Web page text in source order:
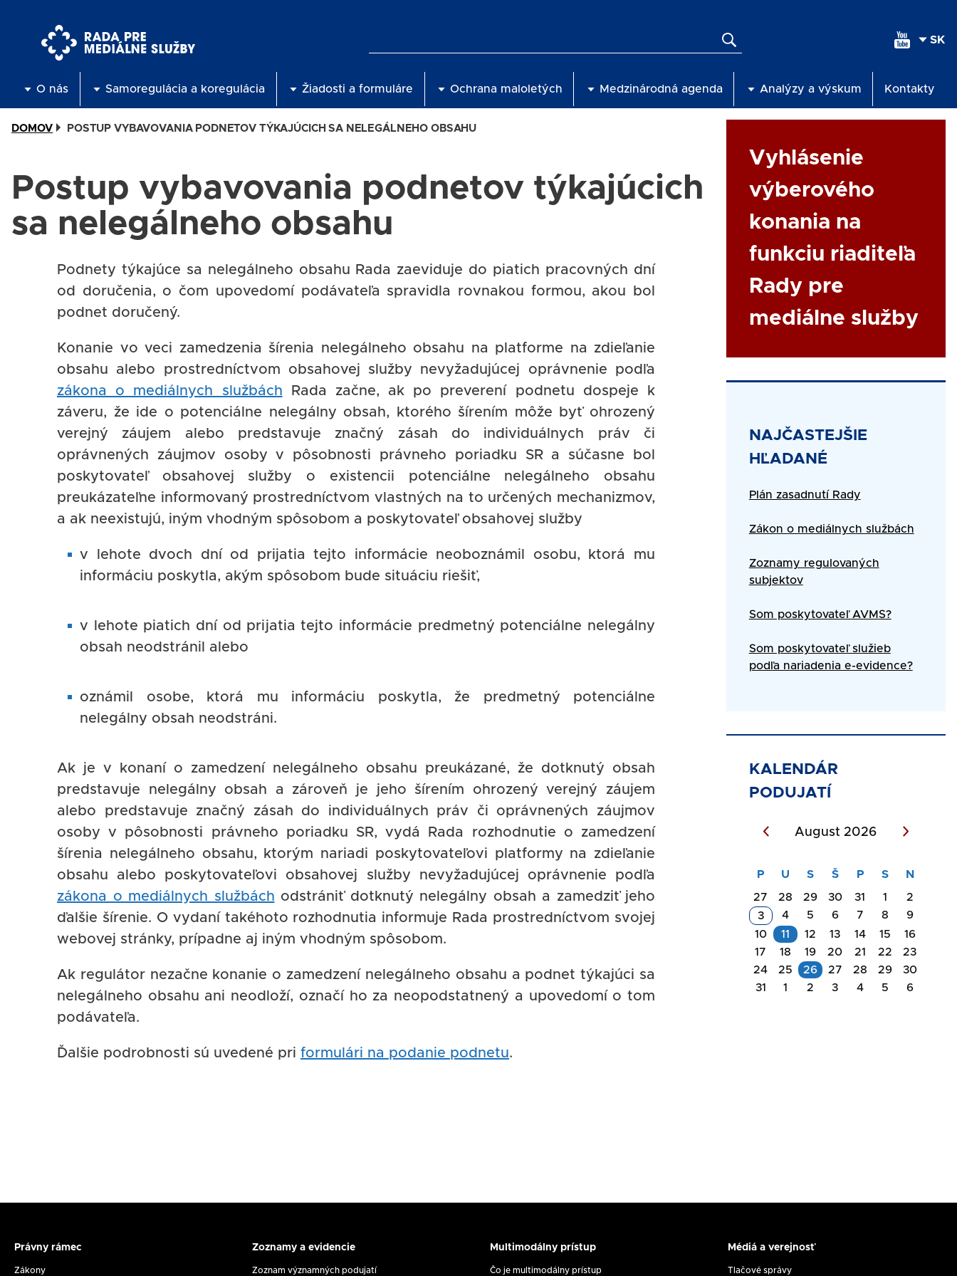
O nás Samoregulácia a koregulácia Žiadosti a formuláre Ochrana maloletých Medzinárodná agenda Analýzy a výskum Kontakty
DOMOV POSTUP VYBAVOVANIA PODNETOV TÝKAJÚCICH SA NELEGÁLNEHO OBSAHU
Postup vybavovania podnetov týkajúcich
sa nelegálneho obsahu
Podnety týkajúce sa nelegálneho obsahu Rada zaeviduje do piatich pracovných dní
od doručenia, o čom upovedomí podávateľa spravidla rovnakou formou, akou bol
podnet doručený.
Konanie vo veci zamedzenia šírenia nelegálneho obsahu na platforme na zdieľanie
obsahu alebo prostredníctvom obsahovej služby nevyžadujúcej oprávnenie podľa
zákona o mediálnych službách Rada začne, ak po preverení podnetu dospeje k
záveru, že ide o potenciálne nelegálny obsah, ktorého šírením môže byť ohrozený
verejný záujem alebo predstavuje značný zásah do individuálnych práv či
oprávnených záujmov osoby v pôsobnosti právneho poriadku SR a súčasne bol
poskytovateľ obsahovej služby o existencii potenciálne nelegálneho obsahu
preukázateľne informovaný prostredníctvom vlastných na to určených mechanizmov,
a ak neexistujú, iným vhodným spôsobom a poskytovateľ obsahovej služby
v lehote dvoch dní od prijatia tejto informácie neoboznámil osobu, ktorá mu
informáciu poskytla, akým spôsobom bude situáciu riešiť,
v lehote piatich dní od prijatia tejto informácie predmetný potenciálne nelegálny
obsah neodstránil alebo
oznámil osobe, ktorá mu informáciu poskytla, že predmetný potenciálne
nelegálny obsah neodstráni.
Ak je v konaní o zamedzení nelegálneho obsahu preukázané, že dotknutý obsah
predstavuje nelegálny obsah a zároveň je jeho šírením ohrozený verejný záujem
alebo predstavuje značný zásah do individuálnych práv či oprávnených záujmov
osoby v pôsobnosti právneho poriadku SR, vydá Rada rozhodnutie o zamedzení
šírenia nelegálneho obsahu, ktorým nariadi poskytovateľovi platformy na zdieľanie
obsahu alebo poskytovateľovi obsahovej služby nevyžadujúcej oprávnenie podľa
zákona o mediálnych službách odstrániť dotknutý nelegálny obsah a zamedziť jeho
ďalšie šírenie. O vydaní takéhoto rozhodnutia informuje Rada prostredníctvom svojej
webovej stránky, prípadne aj iným vhodným spôsobom.
Ak regulátor nezačne konanie o zamedzení nelegálneho obsahu a podnet týkajúci sa
nelegálneho obsahu ani neodloží, označí ho za neopodstatnený a upovedomí o tom
podávateľa.
Ďalšie podrobnosti sú uvedené pri formulári na podanie podnetu.
Link
Vyhlásenie
výberového
konania na
funkciu riaditeľa
Rady pre
mediálne služby
Title
NAJČASTEJŠIE
HĽADANÉ
Text
Plán zasadnutí Rady
Zákon o mediálnych službách
Zoznamy regulovaných
subjektov
Som poskytovateľ AVMS?
Som poskytovateľ služieb
podľa nariadenia e-evidence?
KALENDÁR
PODUJATÍ
August 2026
27 28 29 30 31 1
2
3
4 5 6 7 8
9
10
11 12 13 14 15
16
17
18 19 20 21 22
23
24
25 26 27 28 29
30
31
1 2 3 4 5 6
Právny
Právny rámec
Zákony
Zoznamy
Zoznamy a evidencie
Zoznam významných podujatí
Multimodálny
Multimodálny prístup
Čo je multimodálny prístup
Médiá a verejnosť
Tlačové správy
Akcie
na